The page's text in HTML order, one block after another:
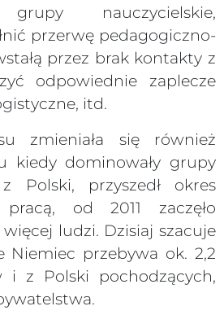
grupy nauczycielskie,
przerwę pedagogiczno-
przez brak kontakty z
odpowiednie zaplecze
itd.
zmieniała się również
kiedy dominowały grupy
Polski, przyszedł okres
od 2011 zaczęło
ludzi. Dzisiaj szacuje
Niemiec przebywa ok. 2,2
i z Polski pochodzących,